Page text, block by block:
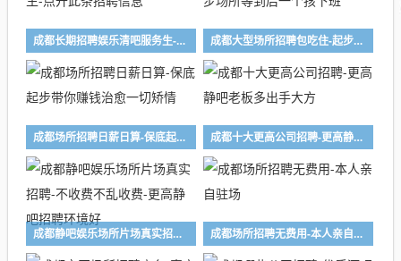
成都长期招聘娱乐清吧服务生-点开此条招聘信息 成都大型场所招聘包吃住-起步场所等到后一个孩下班
成都场所招聘日薪日算-保底起步带你赚钱治愈一切矫情 成都十大更高公司招聘-更高静吧老板多出手大方
成都静吧娱乐场所片场真实招聘-不收费不乱收费-更高静吧招聘环境好 成都场所招聘无费用-本人亲自驻场